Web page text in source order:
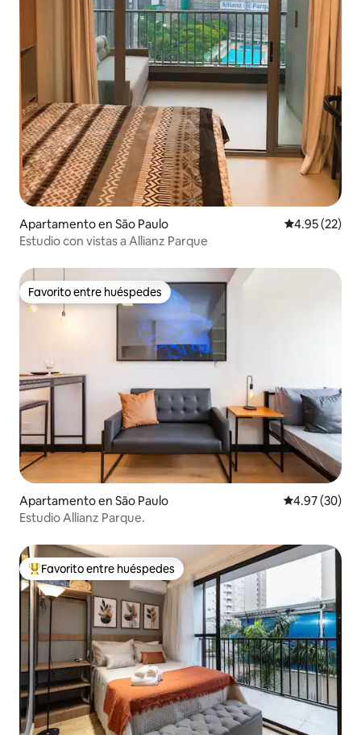
Apartamento en São Paulo Calificación
4.95 (22)
Estudio con vistas a Allianz Parque
Favorito entre huéspedes
Favorito entre huéspedes
Apartamento en São Paulo Calificación
4.97 (30)
Estudio Allianz Parque.
Favorito entre huéspedes preferido
Favorito entre huéspedes